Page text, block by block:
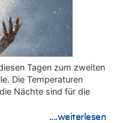
Tagen zum zweiten
Die Temperaturen
Nächte sind für die
....weiterlesen